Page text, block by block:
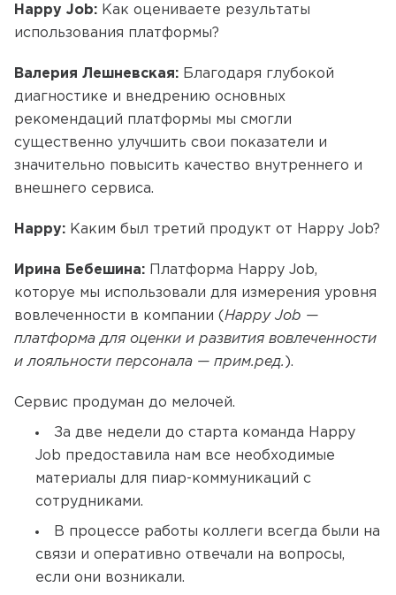
Happy Job: Как оцениваете результаты
использования платформы?
Валерия Лешневская: Благодаря глубокой
диагностике и внедрению основных
рекомендаций платформы мы смогли
существенно улучшить свои показатели и
значительно повысить качество внутреннего и
внешнего сервиса.
Happy: Каким был третий продукт от Happy Job?
Ирина Бебешина: Платформа Happy Job,
которуе мы использовали для измерения уровня
вовлеченности в компании ( Happy Job —
платформа для оценки и развития вовлеченности
и лояльности персонала — прим.ред. ).
Сервис продуман до мелочей.
За две недели до старта команда Happy
Job предоставила нам все необходимые
материалы для пиар-коммуникаций с
сотрудниками.
В процессе работы коллеги всегда были на
связи и оперативно отвечали на вопросы,
если они возникали.